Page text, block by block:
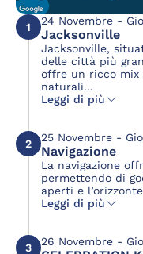
1 24 Novembre -
Jacksonville
Jacksonville,
delle città più
offre un ricco mix
naturali...
Leggi di più
2 25 Novembre -
Navigazione
La navigazione
permettendo di
aperti e
Leggi di più
3 26 Novembre -